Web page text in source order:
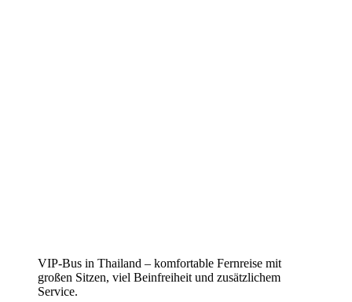
VIP-Bus in Thailand – komfortable Fernreise mit
großen Sitzen, viel Beinfreiheit und zusätzlichem
Service.